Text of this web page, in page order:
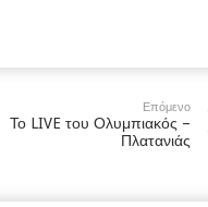
Επόμενο
Το LIVE του Ολυμπιακός –
Πλατανιάς